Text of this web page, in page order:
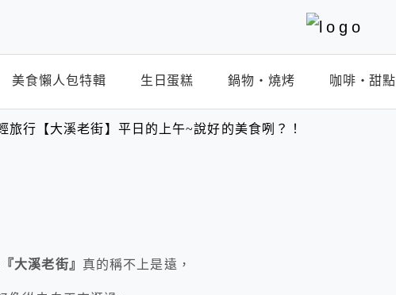
美食懶人包特輯 生日蛋糕 鍋物‧燒烤 咖啡‧甜點
旅行【大溪老街】平日的上午~說好的美食咧？！
『大溪老街』 真的稱不上是遠，